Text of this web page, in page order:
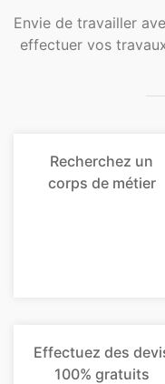
Envie de travailler
effectuer vos
Recherchez un
corps de métier
Effectuez des
100% gratuits